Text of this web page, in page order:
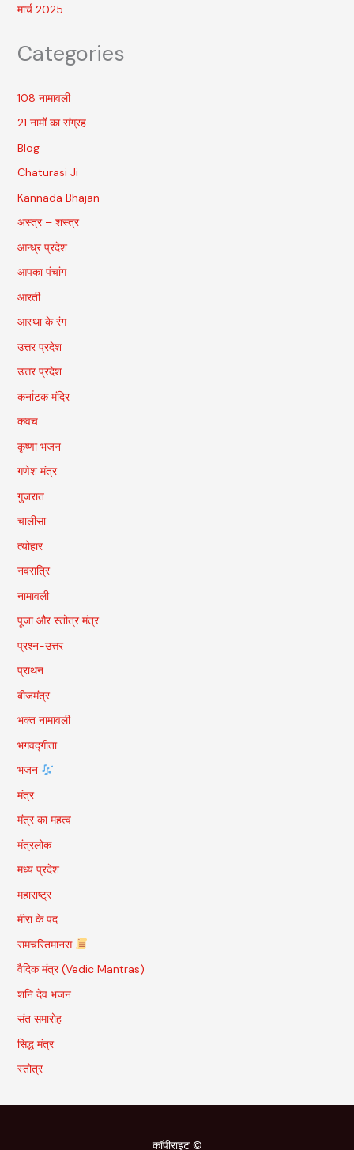
मार्च 2025
Categories
108 नामावली
21 नामों का संग्रह
Blog
Chaturasi Ji
Kannada Bhajan
अस्त्र – शस्त्र
आन्ध्र प्रदेश
आपका पंचांग
आरती
आस्था के रंग
उत्तर प्रदेश
उत्तर प्रदेश
कर्नाटक मंदिर
कवच
कृष्णा भजन
गणेश मंत्र
गुजरात
चालीसा
त्योहार
नवरात्रि
नामावली
पूजा और स्तोत्र मंत्र
प्रश्न-उत्तर
प्राथन
बीजमंत्र
भक्त नामावली
भगवद्गीता
भजन
मंत्र
मंत्र का महत्व
मंत्रलोक
मध्य प्रदेश
महाराष्ट्र
मीरा के पद
रामचरितमानस
वैदिक मंत्र (Vedic Mantras)
शनि देव भजन
संत समारोह
सिद्ध मंत्र
स्तोत्र
कॉपीराइट ©